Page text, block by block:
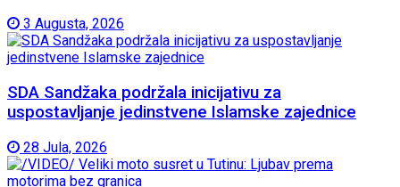
3 Augusta, 2026
SDA Sandžaka podržala inicijativu za
uspostavljanje jedinstvene Islamske zajednice
28 Jula, 2026